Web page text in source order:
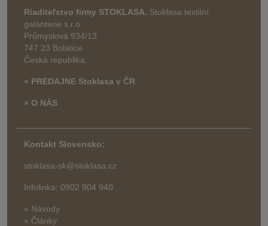
Riaditeľstvo firmy STOKLASA. Stoklasa textilní
galanterie s.r.o.
Průmyslová 934/13
747 23 Bolatice
Česká republika
» PREDAJNE Stoklasa v ČR
» O NÁS
Kontakt Slovensko:
stoklasa-sk@stoklasa.cz
Infolinka: 0902 904 940
» Návody
» Články